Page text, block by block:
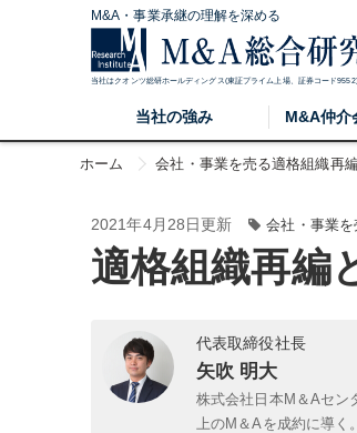
M&A・事業承継の理解を深める
当社はクオンツ総研ホールディングス(東証プライム上場、証券コード9552)
当社の強み M&A仲介
ホーム 会社・事業を売る適格組織再
2021年4月28日更新 会社・事業を
適格組織再編
代表取締役社長
矢吹 明大
株式会社日本M＆Aセン
上のM＆Aを成約に導く